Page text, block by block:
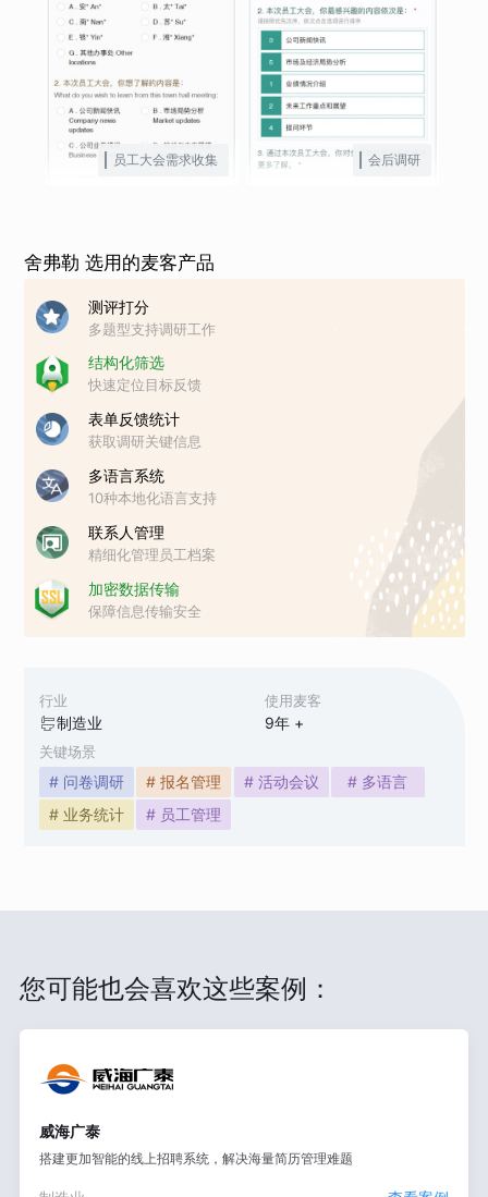
行业
制造业
使用麦客
9年 +
关键场景
# 问卷调研 # 报名管理 # 活动会议
# 多语言
# 业务统计
# 员工管理
员工大会需求收集 会后调研
舍弗勒 选用的麦客产品
测评打分
多题型支持调研工作
结构化筛选
快速定位目标反馈
表单反馈统计
获取调研关键信息
多语言系统
10种本地化语言支持
联系人管理
精细化管理员工档案
加密数据传输
保障信息传输安全
您可能也会喜欢这些案例：
威海广泰
搭建更加智能的线上招聘系统，解决海量简历管理难题